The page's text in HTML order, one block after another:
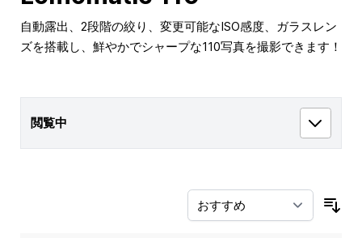
自動露出、2段階の絞り、変更可能なISO感度、ガラスレン
ズを搭載し、鮮やかでシャープな110写真を撮影できます！
閲覧中